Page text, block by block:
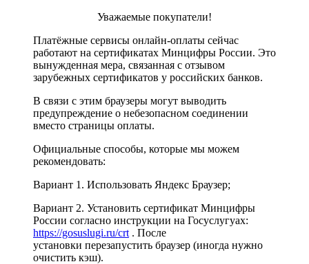
Уважаемые покупатели!
Платёжные сервисы онлайн-оплаты сейчас
работают на сертификатах Минцифры России. Это
вынужденная мера, связанная с отзывом
зарубежных сертификатов у российских банков.
В связи с этим браузеры могут выводить
предупреждение о небезопасном соединении
вместо страницы оплаты.
Официальные способы, которые мы можем
рекомендовать:
Вариант 1. Использовать Яндекс Браузер;
Вариант 2. Установить сертификат Минцифры
России согласно инструкции на Госуслугуах:
https://gosuslugi.ru/crt . После
установки перезапустить браузер (иногда нужно
очистить кэш).